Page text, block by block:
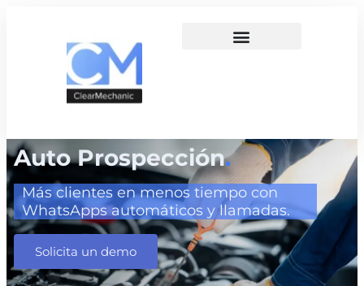
Auto Prospección.
Más clientes en menos tiempo con
WhatsApps automáticos y llamadas.
Solicita un demo